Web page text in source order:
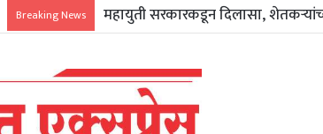
Breaking News